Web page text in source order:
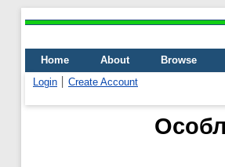
Home About
Browse
Login
Create Account